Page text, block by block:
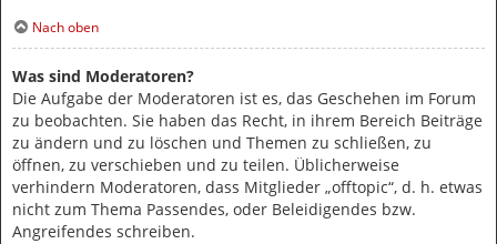
Nach oben
Was sind Moderatoren?
Die Aufgabe der Moderatoren ist es, das Geschehen im Forum
zu beobachten. Sie haben das Recht, in ihrem Bereich Beiträge
zu ändern und zu löschen und Themen zu schließen, zu
öffnen, zu verschieben und zu teilen. Üblicherweise
verhindern Moderatoren, dass Mitglieder „offtopic“, d. h. etwas
nicht zum Thema Passendes, oder Beleidigendes bzw.
Angreifendes schreiben.